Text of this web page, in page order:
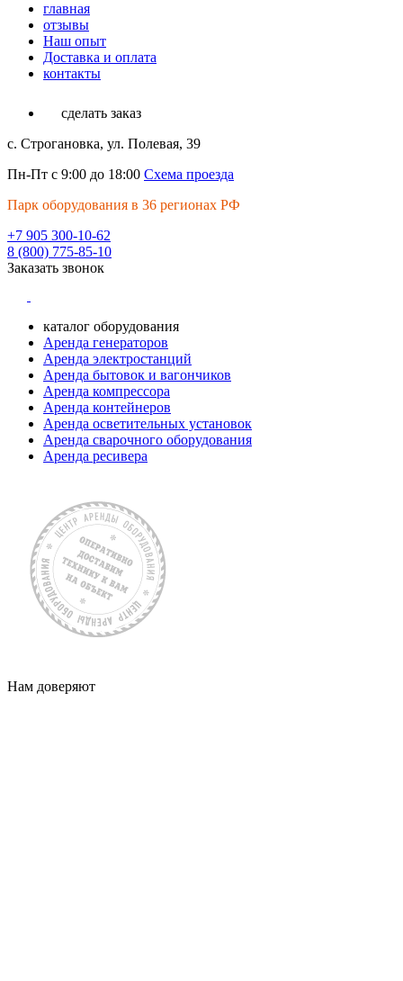
главная
отзывы
Наш опыт
Доставка и оплата
контакты
сделать заказ
с. Строгановка, ул. Полевая, 39
Пн-Пт с 9:00 до 18:00 Схема проезда
Парк оборудования в 36 регионах РФ
+7 905 300-10-62
8 (800) 775-85-10
Заказать звонок
каталог оборудования
Аренда генераторов
Аренда электростанций
Аренда бытовок и вагончиков
Аренда компрессора
Аренда контейнеров
Аренда осветительных установок
Аренда сварочного оборудования
Аренда ресивера
Нам доверяют